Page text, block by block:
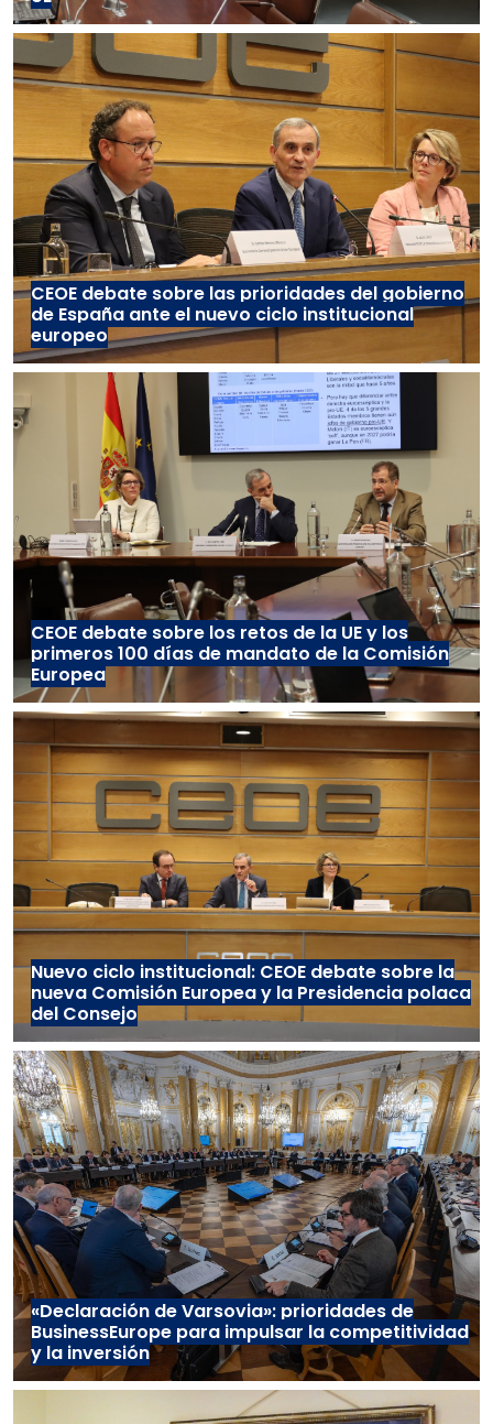
CEOE debate sobre las prioridades del gobierno
de España ante el nuevo ciclo institucional
europeo
CEOE debate sobre los retos de la UE y los
primeros 100 días de mandato de la Comisión
Europea
Nuevo ciclo institucional: CEOE debate sobre la
nueva Comisión Europea y la Presidencia polaca
del Consejo
«Declaración de Varsovia»: prioridades de
BusinessEurope para impulsar la competitividad
y la inversión